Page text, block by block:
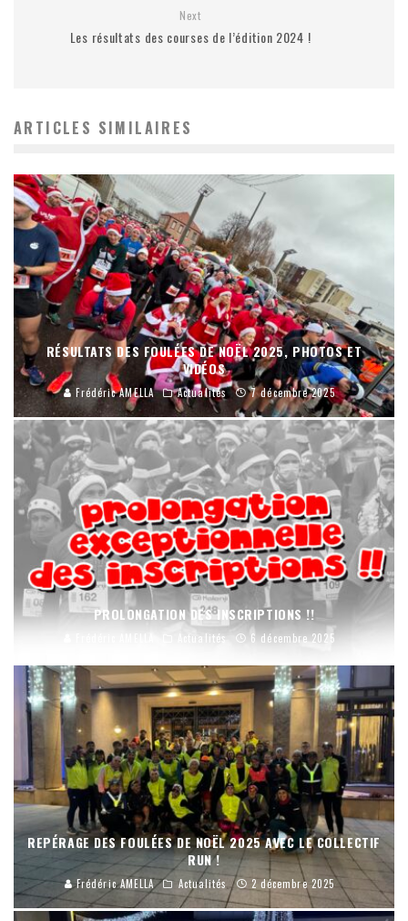
Next
Les résultats des courses de l’édition 2024 !
ARTICLES SIMILAIRES
RÉSULTATS DES FOULÉES DE NOËL 2025, PHOTOS ET
VIDÉOS
Frédéric AMELLA Actualités 7 décembre 2025
PROLONGATION DES INSCRIPTIONS !!
Actualités 6 décembre 2025
REPÉRAGE DES FOULÉES DE NOËL 2025 AVEC LE COLLECTIF
RUN !
Frédéric AMELLA Actualités 2 décembre 2025